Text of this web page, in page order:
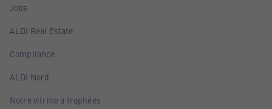
Jobs
ALDI Real Estate
Compliance
ALDI Nord
Notre vitrine à trophées